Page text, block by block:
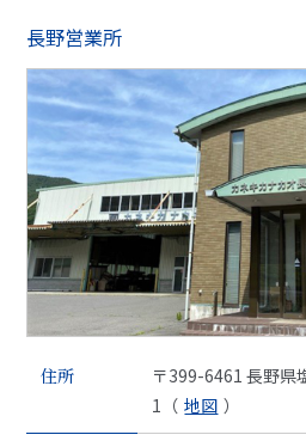
長野営業所
住所
〒399-6461 長野県
1（ 地図 ）